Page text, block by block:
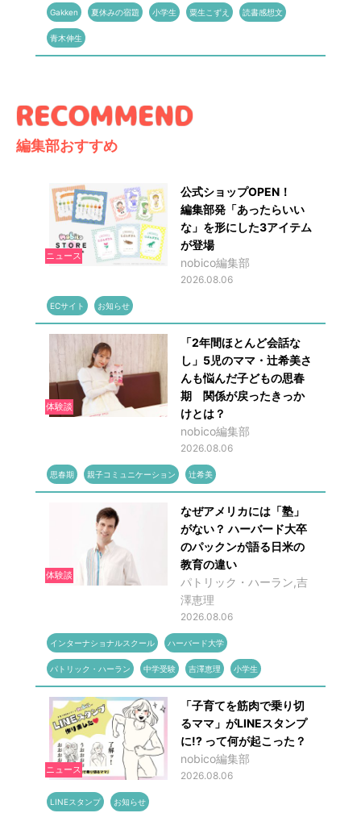
Gakken 夏休みの宿題 小学生 粟生こずえ 読書感想文
青木伸生
編集部おすすめ
ニュース
公式ショップOPEN！
編集部発「あったらいい
な」を形にした3アイテム
が登場
nobico編集部
2026.08.06
ECサイト お知らせ
体験談
「2年間ほとんど会話な
し」5児のママ・辻希美さ
んも悩んだ子どもの思春
期 関係が戻ったきっか
けとは？
nobico編集部
2026.08.06
思春期 親子コミュニケーション 辻希美
体験談
なぜアメリカには「塾」
がない？ ハーバード大卒
のパックンが語る日米の
教育の違い
パトリック・ハーラン,吉
澤恵理
2026.08.06
インターナショナルスクール ハーバード大学
パトリック・ハーラン 中学受験 吉澤恵理 小学生
ニュース
「子育てを筋肉で乗り切
るママ」がLINEスタンプ
に!? って何が起こった？
nobico編集部
2026.08.06
LINEスタンプ お知らせ